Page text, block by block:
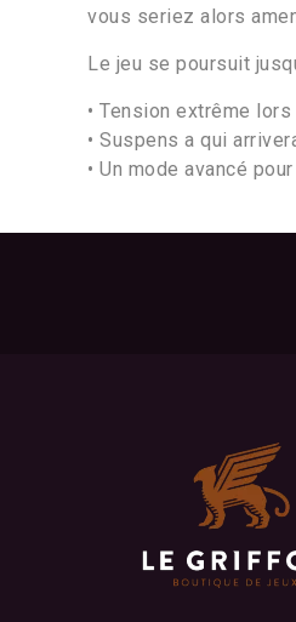
vous seriez alors
Le jeu se poursuit
• Tension extrême
• Suspens a qui
• Un mode avancé